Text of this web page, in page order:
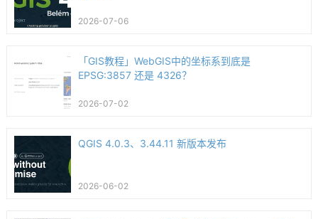
2026-07-06
「GIS教程」WebGIS中的坐标系到底是
EPSG:3857 还是 4326？
2026-07-02
QGIS 4.0.3、3.44.11 新版本发布
2026-06-02